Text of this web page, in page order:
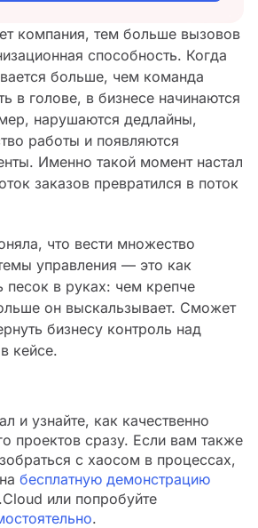
компания, тем больше вызовов
способность. Когда
больше, чем команда
в голове, в бизнесе начинаются
нарушаются дедлайны,
работы и появляются
Именно такой момент настал
заказов превратился в поток
что вести множество
управления — это как
песок в руках: чем крепче
он выскальзывает. Сможет
бизнесу контроль над
кейсе.
и узнайте, как качественно
проектов сразу. Если вам также
с хаосом в процессах,
бесплатную демонстрацию
или попробуйте
.